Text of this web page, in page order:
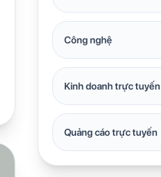
Công nghệ
Kinh doanh trực tuyến
Quảng cáo trực tuyến